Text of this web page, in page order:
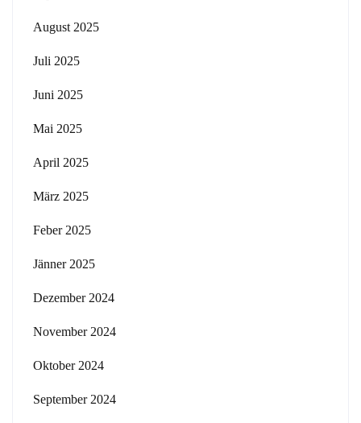
August 2025
Juli 2025
Juni 2025
Mai 2025
April 2025
März 2025
Feber 2025
Jänner 2025
Dezember 2024
November 2024
Oktober 2024
September 2024